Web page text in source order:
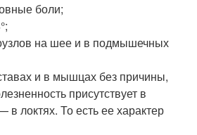
боли;
на шее и в подмышечных
и в мышцах без причины,
присутствует в
в локтях. То есть ее характер